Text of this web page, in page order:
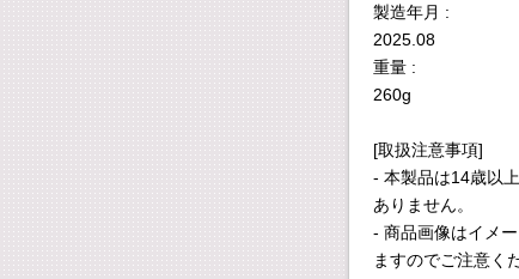
製造年月 :
2025.08
重量 :
260g
[取扱注意事項]
- 本製品は14歳以
ありません。
- 商品画像はイメ
ますのでご注意く